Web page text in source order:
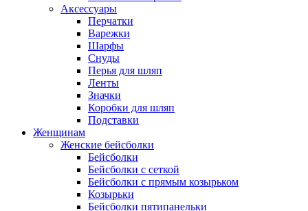
Аксессуары
Перчатки
Варежки
Шарфы
Снуды
Перья для шляп
Ленты
Значки
Коробки для шляп
Подставки
Женщинам
Женские бейсболки
Бейсболки
Бейсболки с сеткой
Бейсболки с прямым козырьком
Козырьки
Бейсболки пятипанельки